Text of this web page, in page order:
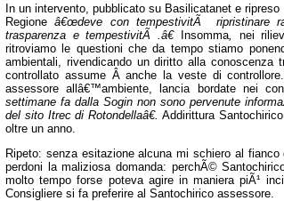
In un intervento, pubblicato su Basilicatanet e
Regioneâ€œdeve con tempestivitÃ ripristinare
trasparenza e tempestivitÃ .â€ Insomma, nei
ritroviamo le questioni che da tempo stiamo
ambientali, rivendicando un diritto alla
controllato assume Â anche la veste di
assessore allâ€™ambiente, lancia bordate nei
settimane fa dalla Sogin non sono pervenute
del sito Itrec di Rotondellaâ€. Addirittura
oltre un anno.
Ripeto: senza esitazione alcuna mi schiero al
perdoni la maliziosa domanda: perchÃ©
molto tempo forse poteva agire in maniera piÃ¹
Consigliere si fa preferire al Santochirico assessore.